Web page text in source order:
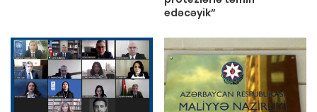
edəcəyik”